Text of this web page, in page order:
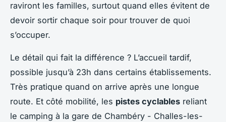
raviront les familles, surtout quand elles évitent de
devoir sortir chaque soir pour trouver de quoi
s’occuper.
Le détail qui fait la différence ? L’accueil tardif,
possible jusqu’à 23h dans certains établissements.
Très pratique quand on arrive après une longue
route. Et côté mobilité, les pistes cyclables reliant
le camping à la gare de Chambéry - Challes-les-